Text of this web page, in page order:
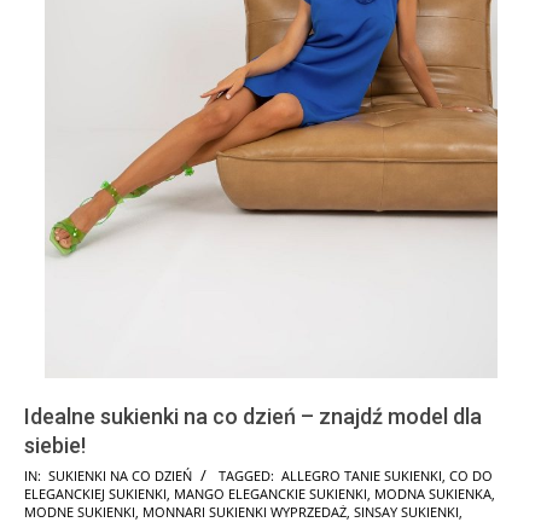
Idealne sukienki na co dzień – znajdź model dla
siebie!
2025-
06-
IN: SUKIENKI NA CO DZIEŃ TAGGED: ALLEGRO TANIE SUKIENKI, CO DO
ELEGANCKIEJ SUKIENKI, MANGO ELEGANCKIE SUKIENKI, MODNA SUKIENKA,
MODNE SUKIENKI, MONNARI SUKIENKI WYPRZEDAŻ, SINSAY SUKIENKI,